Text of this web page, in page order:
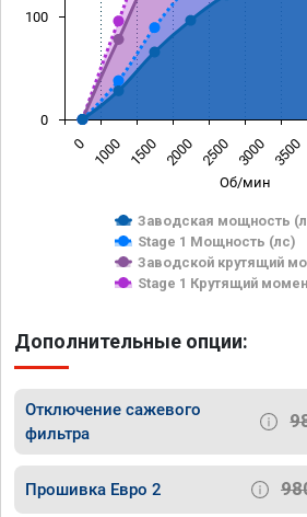
Об/мин
Заводская мощность
Stage 1 Мощность (лс)
Заводской крутящий
Stage 1 Крутящий
0 1000 1500 2000 2500 3000 3500
0
100
Дополнительные опции:
Отключение сажевого
фильтра
Прошивка Евро 2